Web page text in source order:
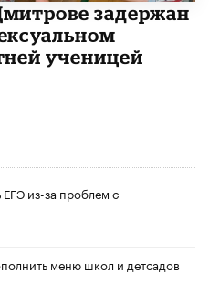
задержан
ученицей
из-за проблем с
меню школ и детсадов